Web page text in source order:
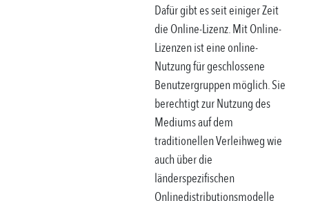
Dafür gibt es seit einiger Zeit
die Online-Lizenz. Mit Online-
Lizenzen ist eine online-
Nutzung für geschlossene
Benutzergruppen möglich. Sie
berechtigt zur Nutzung des
Mediums auf dem
traditionellen Verleihweg wie
auch über die
länderspezifischen
Onlinedistributionsmodelle